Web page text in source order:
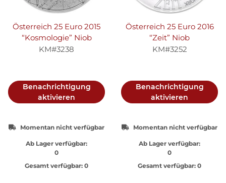
Österreich 25 Euro 2015
“Kosmologie” Niob
KM#3238
Benachrichtigung
aktivieren
Momentan nicht verfügbar
Ab Lager verfügbar:
0
Gesamt verfügbar: 0
Österreich 25 Euro 2016
“Zeit” Niob
KM#3252
Benachrichtigung
aktivieren
Momentan nicht verfügbar
Ab Lager verfügbar:
0
Gesamt verfügbar: 0